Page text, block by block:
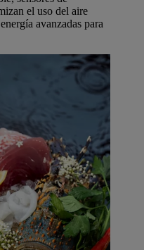
el uso del aire
avanzadas para